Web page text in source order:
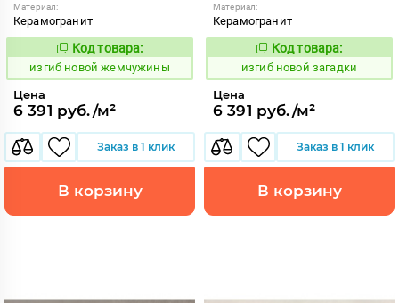
Материал:
Керамогранит
570651
Код товара:
изгиб новой жемчужины
Цена
6 391 руб./м²
Заказ в 1 клик
В корзину
Материал:
Керамогранит
570652
Код товара:
изгиб новой загадки
Цена
6 391 руб./м²
Заказ в 1 клик
В корзину